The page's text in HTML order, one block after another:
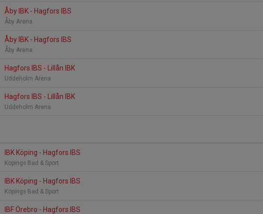
Åby IBK - Hagfors IBS
Åby Arena
Åby IBK - Hagfors IBS
Åby Arena
Hagfors IBS - Lillån IBK
Uddeholm Arena
Hagfors IBS - Lillån IBK
Uddeholm Arena
IBK Köping - Hagfors IBS
Köpings Bad & Sport
IBK Köping - Hagfors IBS
Köpings Bad & Sport
IBF Örebro - Hagfors IBS